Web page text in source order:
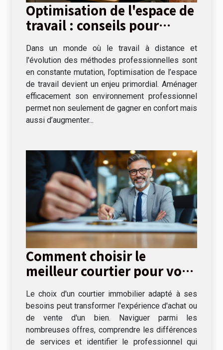
Optimisation de l'espace de
travail : conseils pour
Dans un monde où le travail à distance et
l'évolution des méthodes professionnelles sont
en constante mutation, l’optimisation de l’espace
de travail devient un enjeu primordial. Aménager
efficacement son environnement professionnel
permet non seulement de gagner en confort mais
aussi d’augmenter...
Comment choisir le
meilleur courtier pour vos
Le choix d'un courtier immobilier adapté à ses
besoins peut transformer l'expérience d'achat ou
de vente d'un bien. Naviguer parmi les
nombreuses offres, comprendre les différences
de services et identifier le professionnel qui